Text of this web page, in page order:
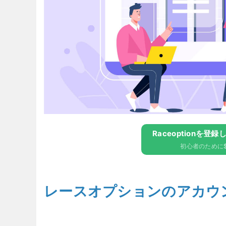
Raceoptionを登録
初心者のため
レースオプションのアカウ